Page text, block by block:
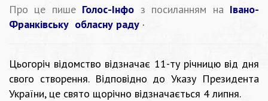
Про це пише Голос-Інфо з посиланням на Івано-
Франківську обласну раду ·
Цьогоріч відомство відзначає 11-ту річницю від дня
свого створення. Відповідно до Указу Президента
України, це свято щорічно відзначається 4 липня.